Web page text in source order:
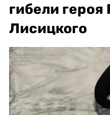
гибели
Лисицкого